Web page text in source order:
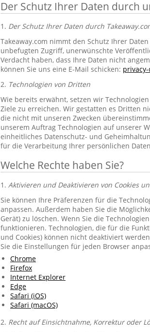
Der Schutz Ihrer Daten durch
1. Der Schutz Ihrer Daten durch
Takeaway.com nimmt den Schutz Ihrer
unbefugten Zugriff, unerwünschte
Verdacht haben, dass Ihre Daten nicht
können Sie uns eine E-Mail schicken:
2. Technologien von Dritten
Wie bereits erwähnt, setzen wir
Ziele zu erreichen. Wir gestatten es Dritten
die nicht mit unseren Zwecken
unserem Auftrag Technologien auf unserer
einheitliches Datenschutz- und
für die Verarbeitung Ihrer persönlichen
Welche Rechte haben Sie?
1. Aktivieren und Deaktivieren von Cookies
Sie können Ihre Präferenzen für die
anpassen. Außerdem haben Sie die
Gerät) zu löschen. Wenn Sie die
funktionieren. Technologien, die für die
und Cookies) können nicht deaktiviert
Sie die Einstellungen für jeden Browser
Chrome
Firefox
Internet Explorer
Edge
Safari (iOS)
Safari (macOS)
2. Recht auf Einsichtnahme, Korrektur oder